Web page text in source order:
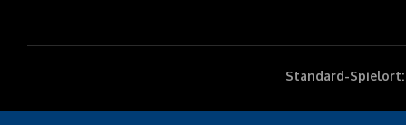
Standard-Spielort: